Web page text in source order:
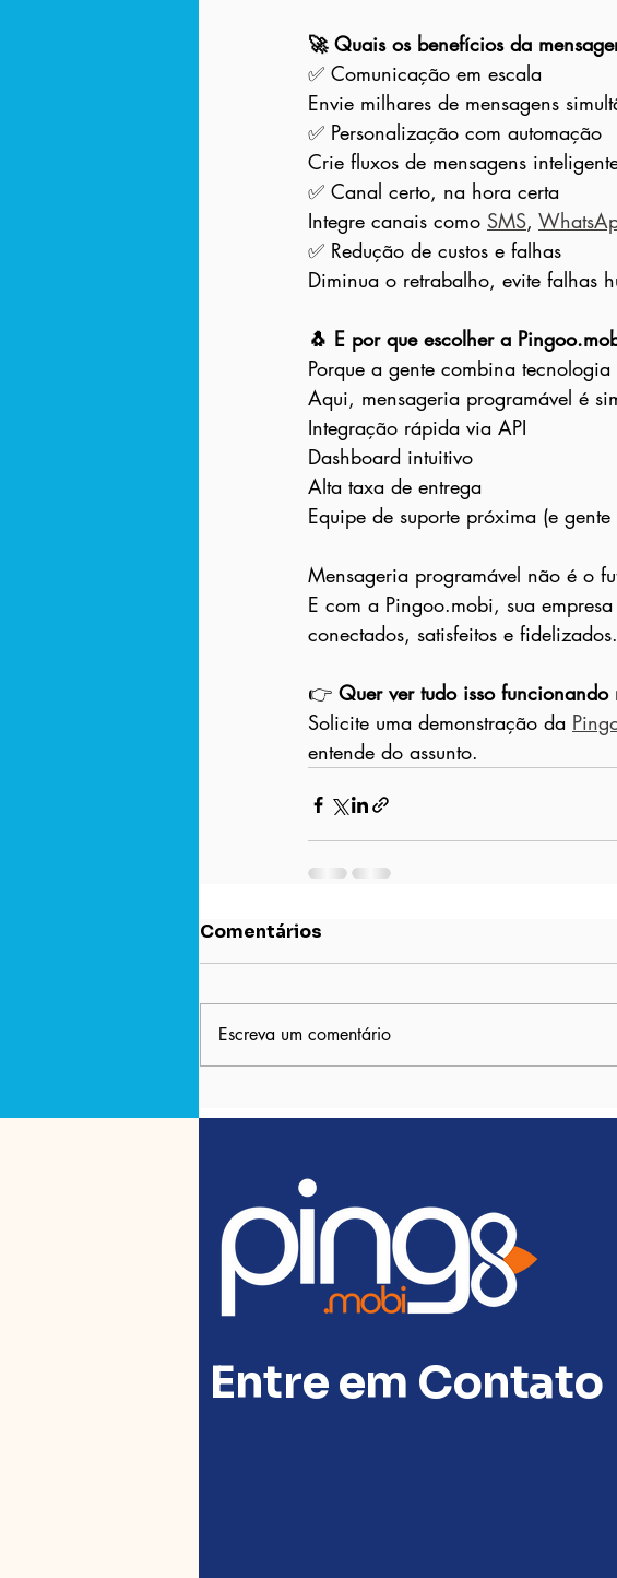
🚀 Quais os benefícios da
✅ Comunicação em escala
Envie milhares de mensagens
✅ Personalização com automação
Crie fluxos de mensagens
✅ Canal certo, na hora certa
Integre canais como SMS,
✅ Redução de custos e falhas
Diminua o retrabalho, evite falhas
🐧 E por que escolher a
Porque a gente combina
Aqui, mensageria programável é
Integração rápida via API
Dashboard intuitivo
Alta taxa de entrega
Equipe de suporte próxima (e
Mensageria programável não é o
E com a Pingoo.mobi, sua
conectados, satisfeitos e fidelizados.
👉 Quer ver tudo isso funcionando
Solicite uma demonstração da
entende do assunto.
Comentários
Escreva um comentário
Entre em Contato